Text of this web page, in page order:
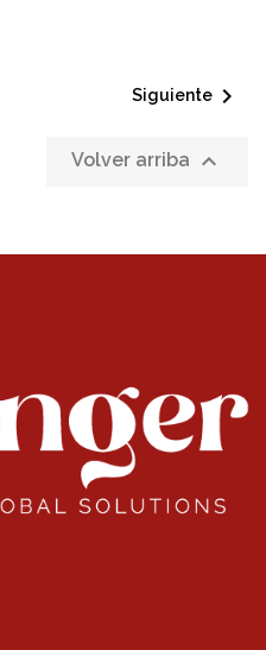
Siguiente 
Volver arriba 